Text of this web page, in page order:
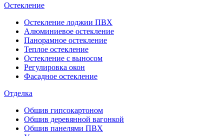
Остекление
Остекление лоджии ПВХ
Алюминиевое остекление
Панорамное остекление
Теплое остекление
Остекление с выносом
Регулировка окон
Фасадное остекление
Отделка
Обшив гипсокартоном
Обшив деревянной вагонкой
Обшив панелями ПВХ